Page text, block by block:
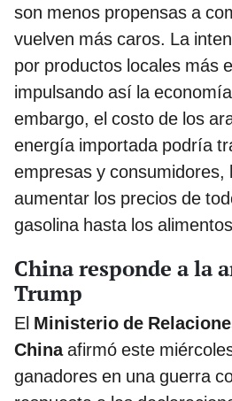
son menos propensas a
vuelven más caros. La
por productos locales más
impulsando así la
embargo, el costo de los
energía importada podría
empresas y consumidores,
aumentar los precios de
gasolina hasta los
China responde a la
Trump
El Ministerio de
Chinaafirmó este
ganadores en una guerra